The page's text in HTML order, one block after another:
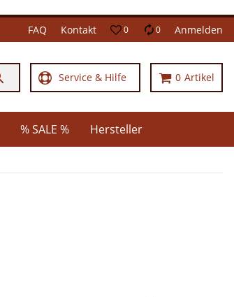
FAQ Kontakt 0 0 Anmelden
Service & Hilfe 0 Artikel
% SALE % Hersteller